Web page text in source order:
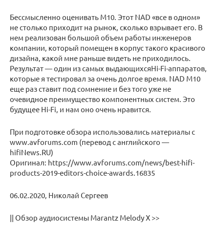
Бессмысленно оценивать M10. Этот NAD «все в одном»
не столько приходит на рынок, сколько взрывает его. В
нем реализован большой объем работы инженеров
компании, который помещен в корпус такого красивого
дизайна, какой мне раньше видеть не приходилось.
Результат — один из самых выдающихсяHi-Fi-аппаратов,
которые я тестировал за очень долгое время. NAD M10
еще раз ставит под сомнение и без того уже не
очевидное преимущество компонентных систем. Это
будущее Hi-Fi, и нам оно очень нравится.
При подготовке обзора использовались материалы с
www.avforums.com (перевод с английского —
hifiNews.RU)
Оригинал: https://www.avforums.com/news/best-hifi-
products-2019-editors-choice-awards.16835
06.02.2020, Николай Сергеев
|| Обзор аудиосистемы Marantz Melody X >>